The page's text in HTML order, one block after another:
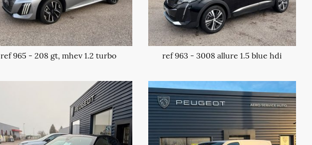
ref 965 - 208 gt, mhev 1.2 turbo ref 963 - 3008 allure 1.5 blue hdi